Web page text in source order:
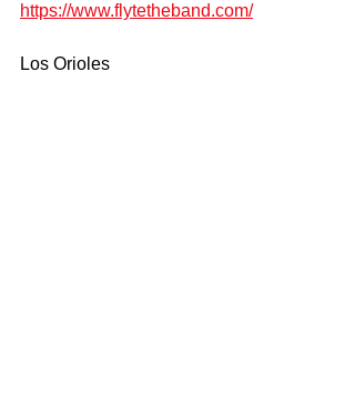
https://www.flytetheband.com/
Los Orioles